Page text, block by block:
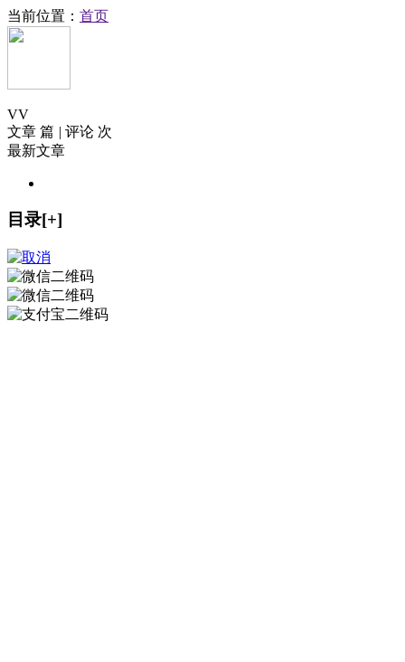
当前位置： 首页
VV
文章 篇 | 评论 次
最新文章
目录[+]